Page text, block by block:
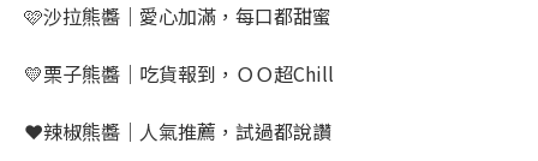
🩷沙拉熊醬｜愛心加滿，每口都甜蜜
💛栗子熊醬｜吃貨報到，ＯＯ超Chill
❤️辣椒熊醬｜人氣推薦，試過都說讚